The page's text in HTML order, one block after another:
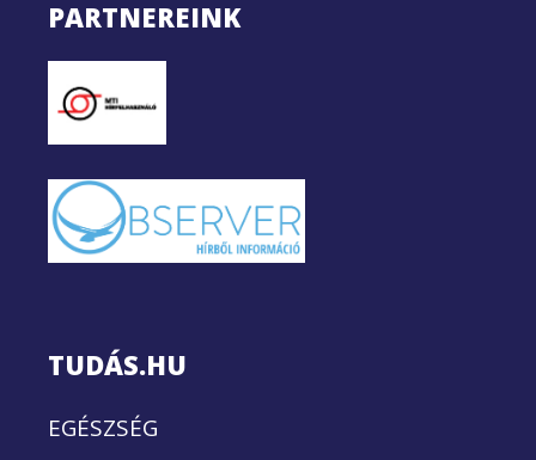
PARTNEREINK
TUDÁS.HU
EGÉSZSÉG